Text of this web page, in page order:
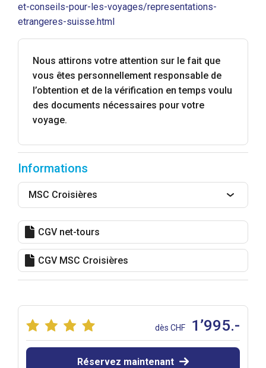
et-conseils-pour-les-voyages/representations-
etrangeres-suisse.html
Nous attirons votre attention sur le fait que
vous êtes personnellement responsable de
l’obtention et de la vérification en temps voulu
des documents nécessaires pour votre
voyage.
Informations
MSC Croisières
CGV net-tours
CGV MSC Croisières
dès CHF 1’995.-
Réservez maintenant